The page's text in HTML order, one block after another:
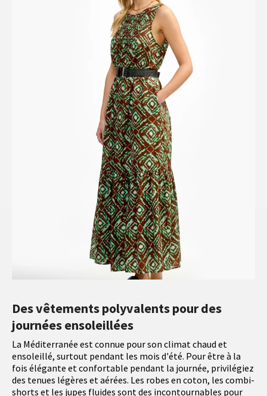
Des vêtements polyvalents pour des
journées ensoleillées
La Méditerranée est connue pour son climat chaud et
ensoleillé, surtout pendant les mois d'été. Pour être à la
fois élégante et confortable pendant la journée, privilégiez
des tenues légères et aérées. Les robes en coton, les combi-
shorts et les jupes fluides sont des incontournables pour